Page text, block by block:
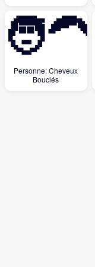
🧑‍🦱
Personne: Cheveux
Bouclés